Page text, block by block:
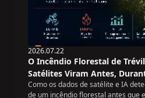
2026.07.22
O Incêndio Florestal de
Satélites Viram Antes,
Como os dados de satélite e IA
de um incêndio florestal antes que